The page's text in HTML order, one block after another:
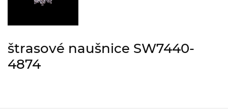
štrasové naušnice SW7440-
4874